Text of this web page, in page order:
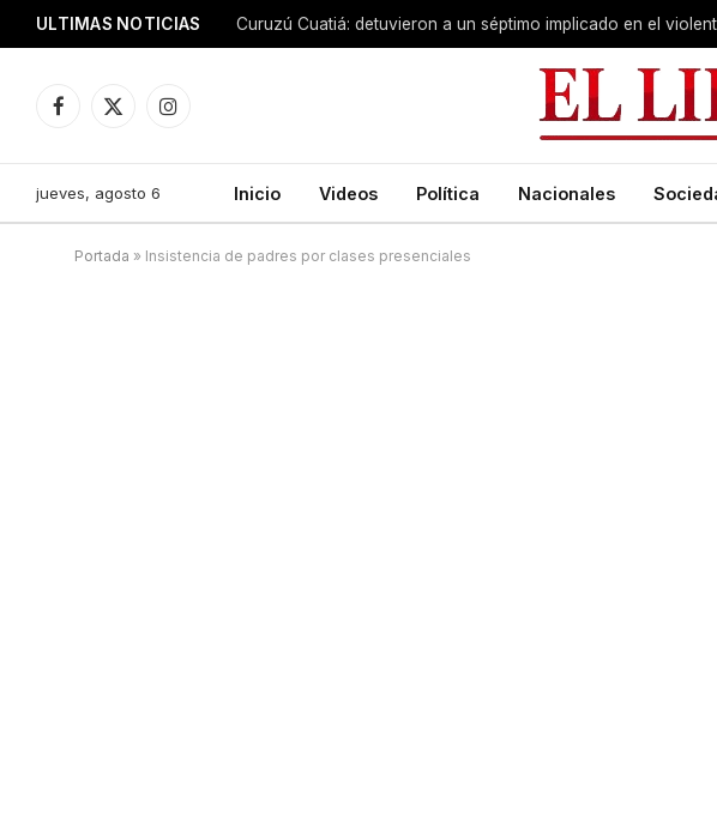
ULTIMAS NOTICIAS
Facebook
X
Instagram
jueves, agosto 6 Inicio Videos Política Nacionales
Portada » Insistencia de padres por clases presenciales